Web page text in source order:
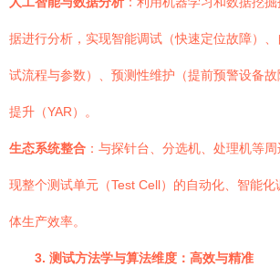
据进行分析，实现智能调试（快速定位故障）
试流程与参数）、预测性维护（提前预警设备
提升（YAR）。
生态系统整合 ：与探针台、分选机、处理机等
现整个测试单元（Test Cell）的自动化、智能
体生产效率。
3. 测试方法学与算法维度：高效与精准